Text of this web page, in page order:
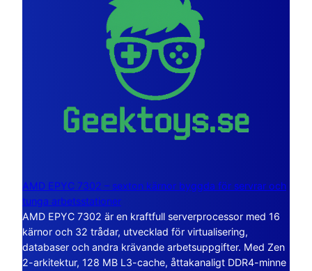
AMD EPYC 7302 – sexton kärnor byggda för servrar och
tunga arbetsstationer
AMD EPYC 7302 är en kraftfull serverprocessor med 16
kärnor och 32 trådar, utvecklad för virtualisering,
databaser och andra krävande arbetsuppgifter. Med Zen
2-arkitektur, 128 MB L3-cache, åttakanaligt DDR4-minne